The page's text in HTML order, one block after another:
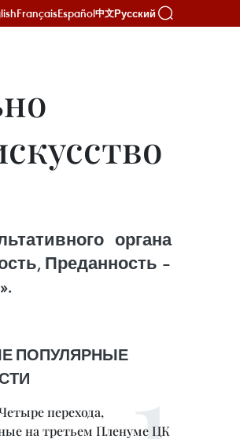
FrançaisEspañol中文Русский
органа
Преданность –
ПОПУЛЯРНЫЕ
перехода,
на третьем Пленуме ЦК